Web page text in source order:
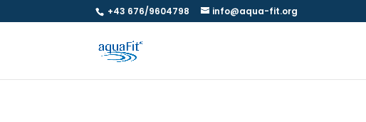
+43 676/9604798 info@aqua-fit.org